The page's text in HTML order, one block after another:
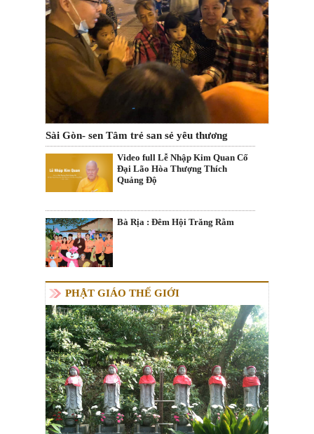
Sài Gòn- sen Tâm trẻ san sẻ yêu thương
Video full Lễ Nhập Kim Quan Cố
Đại Lão Hòa Thượng Thích
Quảng Độ
Bà Rịa : Đêm Hội Trăng Rằm
PHẬT GIÁO THẾ GIỚI